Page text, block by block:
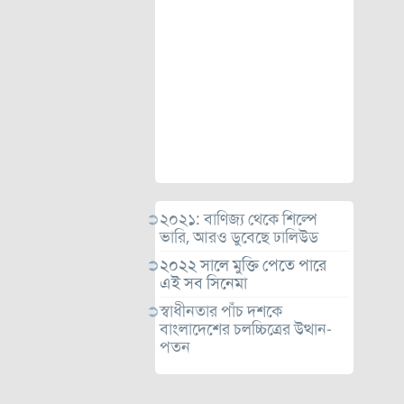
২০২১: বাণিজ্য থেকে শিল্পে
ভারি, আরও ডুবেছে ঢালিউড
২০২২ সালে মুক্তি পেতে পারে
এই সব সিনেমা
স্বাধীনতার পাঁচ দশকে
বাংলাদেশের চলচ্চিত্রের উত্থান-
পতন